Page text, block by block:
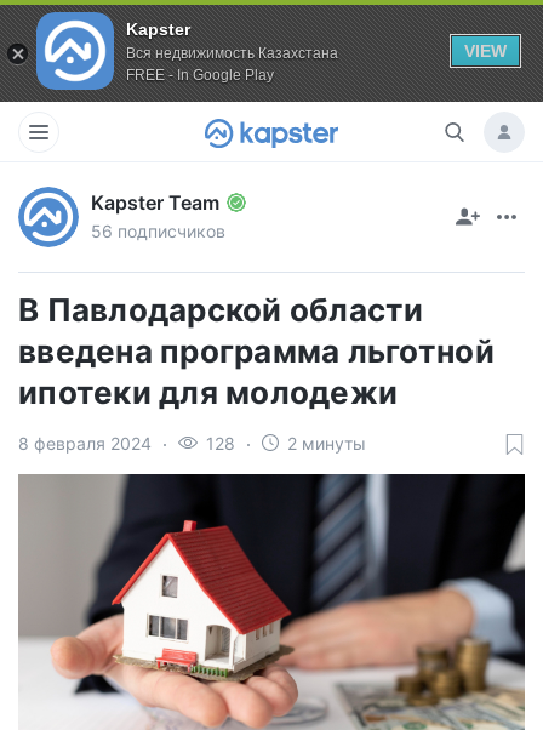
Kapster
Вся недвижимость Казахстана
FREE - In Google Play
VIEW
Kapster Team
56 подписчиков
В Павлодарской области
введена программа льготной
ипотеки для молодежи
8 февраля 2024 128 2 минуты